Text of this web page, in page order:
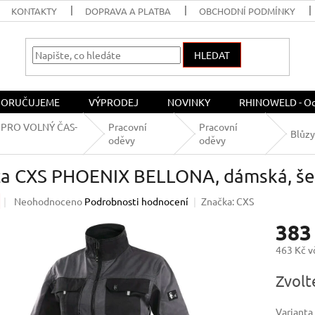
KONTAKTY DOPRAVA A PLATBA OBCHODNÍ PODMÍNKY
HLEDAT
VÝPRODEJ NOVINKY RHINOWELD -
VOLNÝ ČAS-
Pracovní
oděvy
Pracovní
oděvy
Blůzy
CXS PHOENIX BELLONA, dámská,
Průměrné
hvězdiček.
Neohodnoceno Podrobnosti hodnocení Značka: CXS
463 Kč
cena:
Varianta